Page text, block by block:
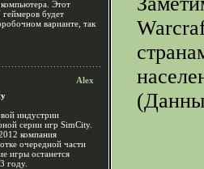
Этот
будет
варианте, так
Alex
индустрии
серии игр SimCity.
компания
очередной части
игры останется
году.